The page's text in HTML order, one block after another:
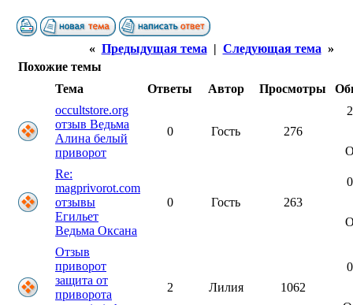
« Предыдущая тема | Следующая тема »
Похожие темы
Тема
Ответы Автор Просмотры
occultstore.org
отзыв Ведьма
Алина белый
приворот
0 Гость 276
Re:
magprivorot.com
отзывы
Егильет
Ведьма Оксана
0 Гость 263
Отзыв
приворот
защита от
приворота
2 Лилия 1062